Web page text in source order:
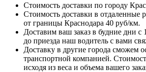
Стоимость доставки по городу
Стоимость доставки в отдаленные
от границы Краснодара 40 руб/км.
Доставим ваш заказ в будние дни с
до приезда наш водитель с вами
Доставку в другие города сможем
транспортной компанией.
исходя из веса и объема вашего